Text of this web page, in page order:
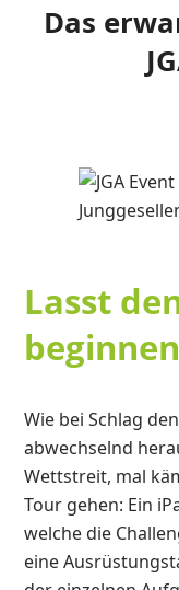
Das
Lasst
Wie bei Schlag
abwechselnd
Wettstreit, mal
Tour gehen: Ein
welche die
eine